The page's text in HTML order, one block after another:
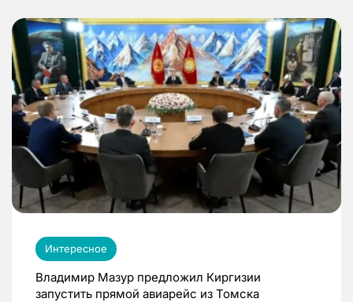
Интересное
Владимир Мазур предложил Киргизии
запустить прямой авиарейс из Томска